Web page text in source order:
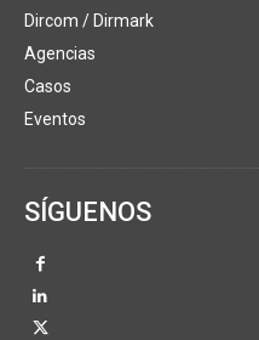
Dircom / Dirmark
Agencias
Casos
Eventos
SÍGUENOS